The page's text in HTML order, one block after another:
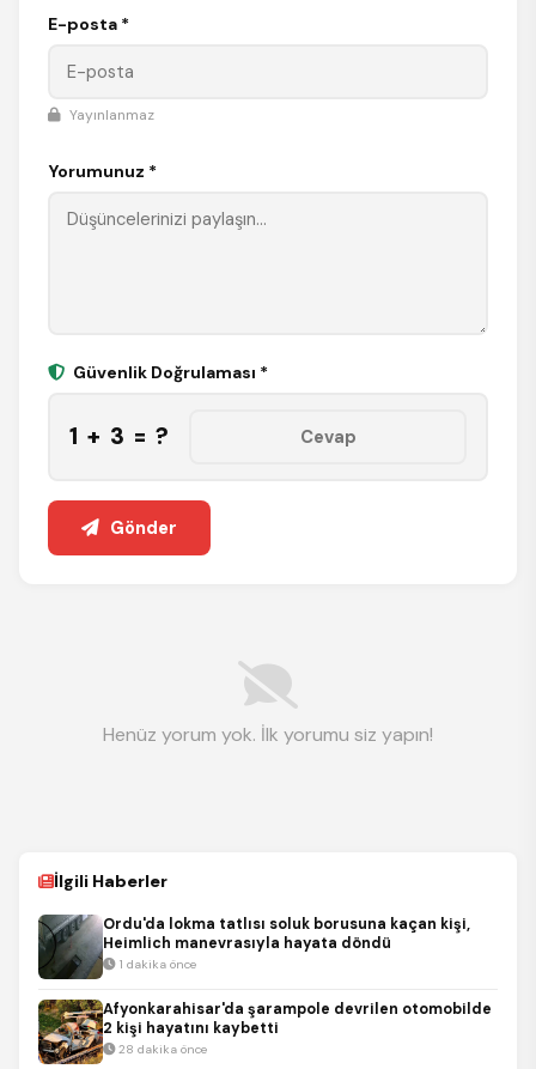
E-posta *
Yayınlanmaz
Yorumunuz *
Güvenlik Doğrulaması *
1 + 3 = ?
Gönder
Henüz yorum yok. İlk yorumu siz yapın!
İlgili Haberler
Ordu'da lokma tatlısı soluk borusuna kaçan kişi,
Heimlich manevrasıyla hayata döndü
1 dakika önce
Afyonkarahisar'da şarampole devrilen otomobilde
2 kişi hayatını kaybetti
28 dakika önce